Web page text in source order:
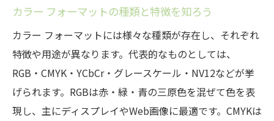
RGBからCMYKへの変換手順を解説
カラー変換で色ズレを防ぐ具体策
フォーマット選択で表現力を最大化する方
法
カラーのくすみや変化を抑える工夫
カラーフォーマット変更で防ぐ色ズレ対策
カラー フォーマットの種類と特徴を知ろう
カラー フォーマットには様々な種類が存在し、それぞれ
特徴や用途が異なります。代表的なものとしては、
RGB・CMYK・YCbCr・グレースケール・NV12などが挙
げられます。RGBは赤・緑・青の三原色を混ぜて色を表
現し、主にディスプレイやWeb画像に最適です。CMYKは